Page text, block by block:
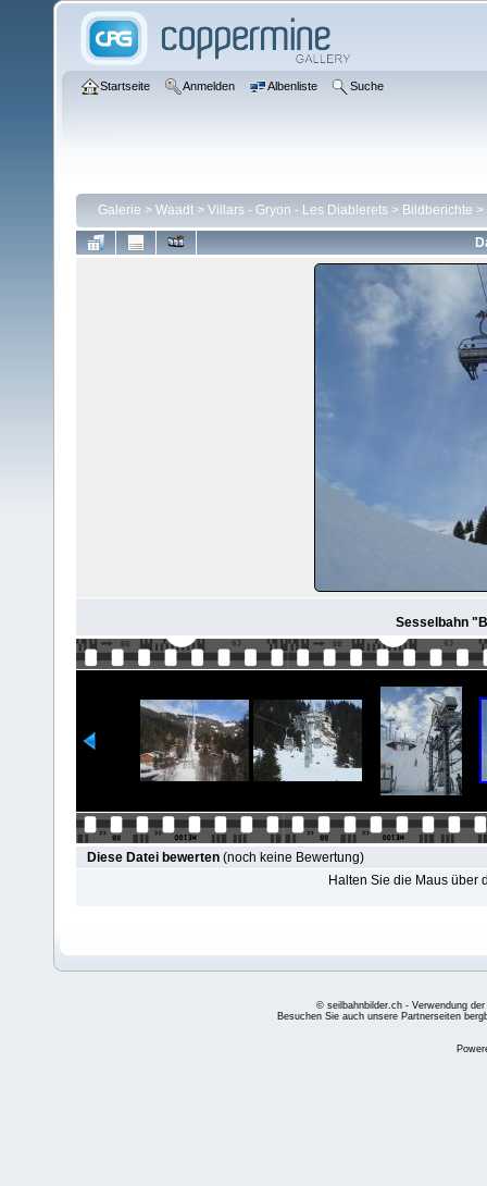
Startseite Anmelden Albenliste Suche
Galerie > Waadt > Villars - Gryon - Les Diablerets > Bildberichte >
Sesselbahn
Diese Datei bewerten (noch keine Bewertung)
Halten Sie die Maus über
© seilbahnbilder.ch - Verwendung
Besuchen Sie auch unsere Partnerseiten